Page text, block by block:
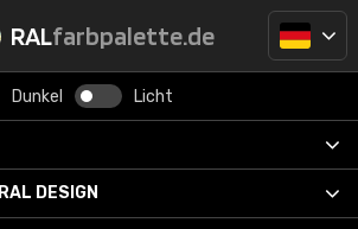
RALfarbpalette.de
Dunkel Licht
RAL DESIGN